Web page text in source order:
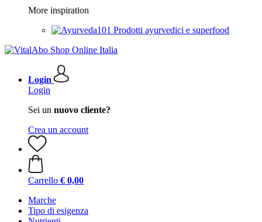
More inspiration
Prodotti ayurvedici e superfood
Login
Login
Sei un nuovo cliente?
Crea un account
Carrello € 0,00
Marche
Tipo di esigenza